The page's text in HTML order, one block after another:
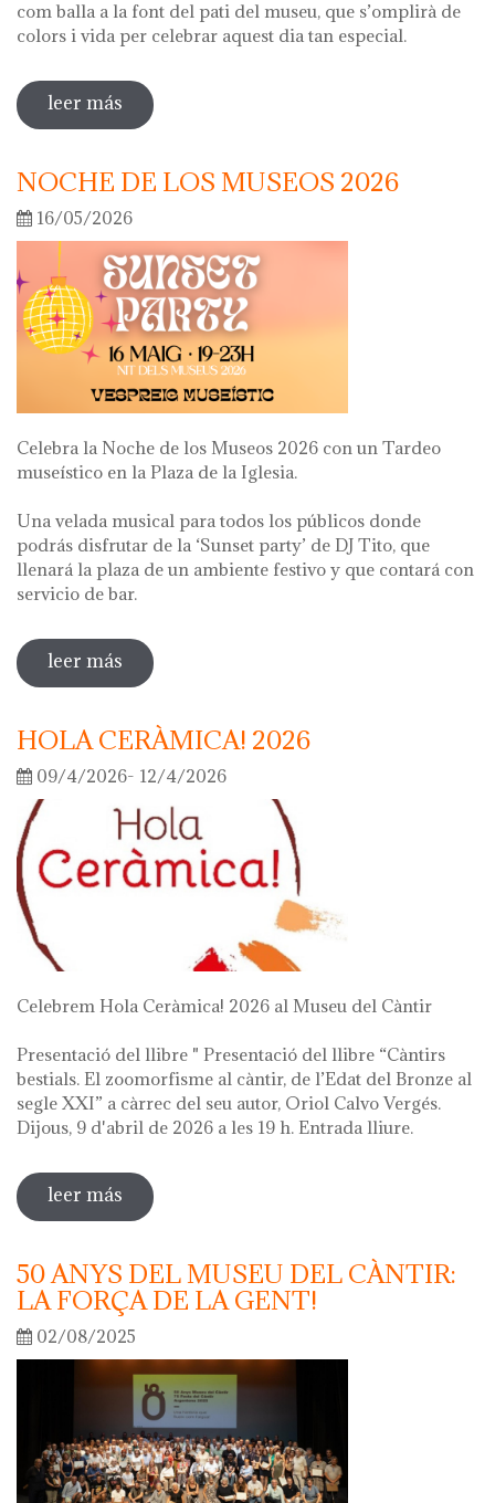
com balla a la font del pati del museu, que s’omplirà de
colors i vida per celebrar aquest dia tan especial.
leer más sobre diada de la flor
NOCHE DE LOS MUSEOS 2026
16/05/2026
Celebra la Noche de los Museos 2026 con un Tardeo
museístico en la Plaza de la Iglesia.
Una velada musical para todos los públicos donde
podrás disfrutar de la ‘Sunset party’ de DJ Tito, que
llenará la plaza de un ambiente festivo y que contará con
servicio de bar.
leer más sobre noche de los museos 2026
HOLA CERÀMICA! 2026
09/4/2026- 12/4/2026
Celebrem Hola Ceràmica! 2026 al Museu del Càntir
Presentació del llibre " Presentació del llibre “Càntirs
bestials. El zoomorfisme al càntir, de l’Edat del Bronze al
segle XXI” a càrrec del seu autor, Oriol Calvo Vergés.
Dijous, 9 d'abril de 2026 a les 19 h. Entrada lliure.
leer más sobre hola ceràmica! 2026
50 ANYS DEL MUSEU DEL CÀNTIR:
LA FORÇA DE LA GENT!
02/08/2025